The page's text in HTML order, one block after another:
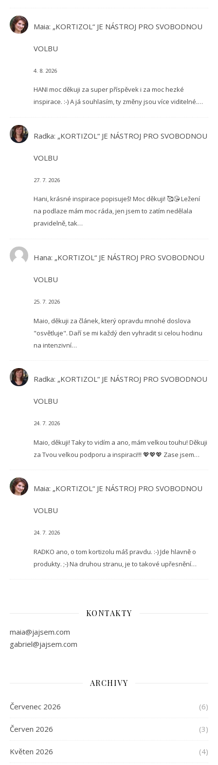
Maia: „KORTIZOL“ JE NÁSTROJ PRO SVOBODNOU
VOLBU
4. 8. 2026
HANI moc děkuji za super příspěvek i za moc hezké
inspirace. :-) A já souhlasím, ty změny jsou více viditelné.…
Radka: „KORTIZOL“ JE NÁSTROJ PRO SVOBODNOU
VOLBU
27. 7. 2026
Hani, krásné inspirace popisuješ! Moc děkuji! 🥰😘 Ležení
na podlaze mám moc ráda, jen jsem to zatím nedělala
pravidelně, tak…
Hana: „KORTIZOL“ JE NÁSTROJ PRO SVOBODNOU
VOLBU
25. 7. 2026
Maio, děkuji za článek, který opravdu mnohé doslova
"osvětluje". Daří se mi každý den vyhradit si celou hodinu
na intenzivní…
Radka: „KORTIZOL“ JE NÁSTROJ PRO SVOBODNOU
VOLBU
24. 7. 2026
Maio, děkuji! Taky to vidím a ano, mám velkou touhu! Děkuji
za Tvou velkou podporu a inspiraci!!! 💖💖💖 Zase jsem…
Maia: „KORTIZOL“ JE NÁSTROJ PRO SVOBODNOU
VOLBU
24. 7. 2026
RADKO ano, o tom kortizolu máš pravdu. :-) Jde hlavně o
produkty. ;-) Na druhou stranu, je to takové upřesnění…
KONTAKTY
maia@jajsem.com
gabriel@jajsem.com
ARCHIVY
Červenec 2026 (6)
Červen 2026 (3)
Květen 2026 (4)